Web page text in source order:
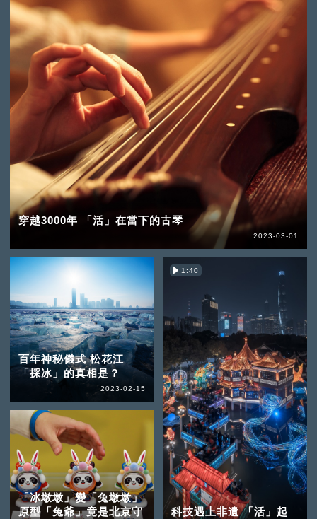
穿越3000年 「活」在當下的古琴
2023-03-01
百年神秘儀式 松花江
「採冰」的真相是？
2023-02-15
「冰墩墩」變「兔墩墩」
原型「兔爺」竟是北京守
1:40
科技遇上非遺 「活」起